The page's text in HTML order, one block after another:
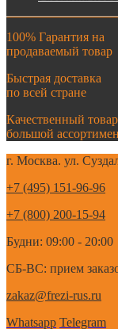
100% Гарантия на
продаваемый товар
Быстрая доставка
по всей стране
Качественный товар
большой
г. Москва. ул.
+7 (495) 151-96-96
+7 (800) 200-15-94
Будни: 09:00 - 20:00
СБ-ВС: прием
zakaz@frezi-rus.ru
Whatsapp Telegram